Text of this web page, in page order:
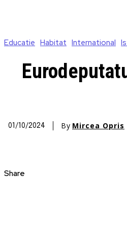
Educatie Habitat International
01/10/2024 By Mircea Opris
Share